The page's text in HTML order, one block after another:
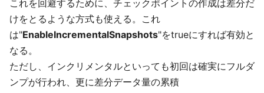
これを回避するために、チェックポイントの作成は差分だ
けをとるような方式も使える。これ
は"EnableIncrementalSnapshots"をtrueにすれば有効と
なる。
ただし、インクリメンタルといっても初回は確実にフルダ
ンプが行われ、更に差分データ量の累積